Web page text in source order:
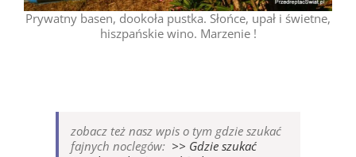
Prywatny basen, dookoła pustka. Słońce, upał i świetne,
hiszpańskie wino. Marzenie !
zobacz też nasz wpis o tym gdzie szukać
fajnych noclegów: >> Gdzie szukać